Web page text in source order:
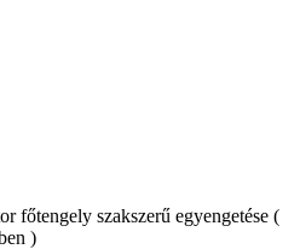
főtengely szakszerű egyengetése (
)